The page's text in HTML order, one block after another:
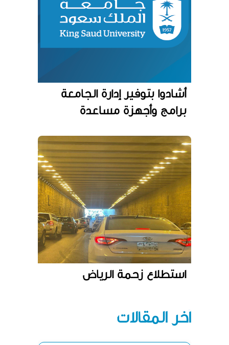
أشادوا بتوفير إدارة الجامعة
برامج وأجهزة مساعدة
استطلاع زحمة الرياض
آخر المقالات